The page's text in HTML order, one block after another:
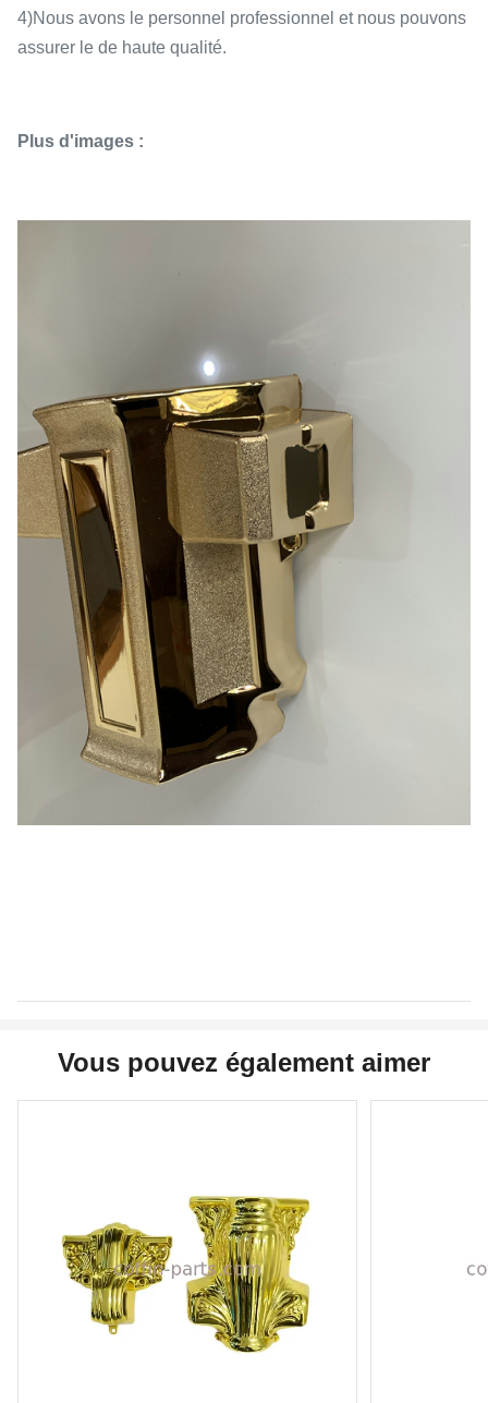
4)Nous avons le personnel professionnel et nous pouvons
assurer le de haute qualité.
Plus d'images :
Vous pouvez également aimer